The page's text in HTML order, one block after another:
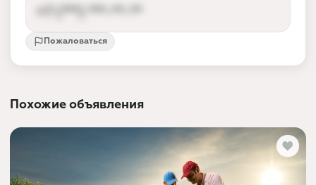
+7 (***) ***-**-**
людей, а не спам.
Пожаловаться
Похожие объявления